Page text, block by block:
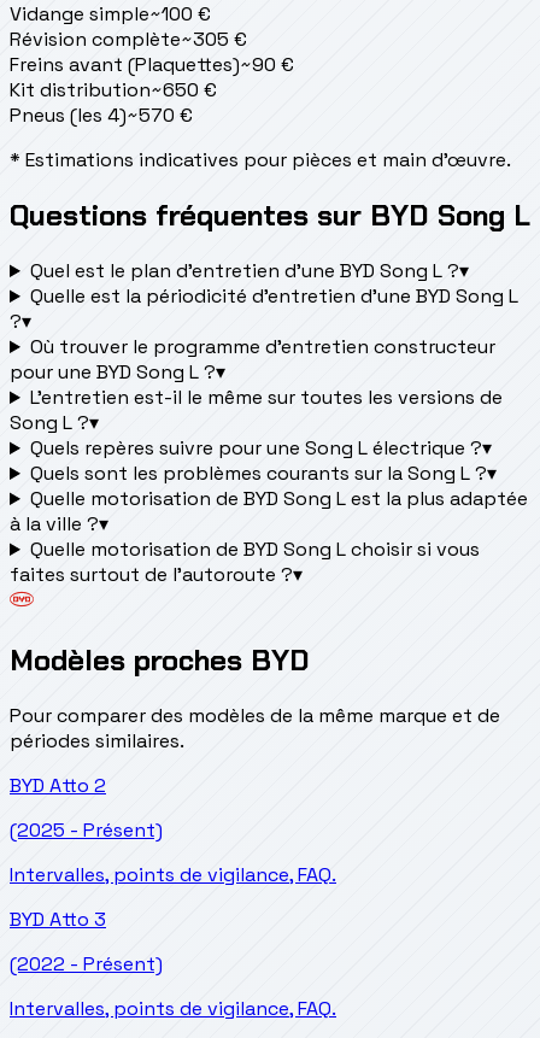
Vidange simple~100 €
Révision complète~305 €
Freins avant (Plaquettes)~90 €
Kit distribution~650 €
Pneus (les 4)~570 €
* Estimations indicatives pour pièces et main d'œuvre.
Questions fréquentes sur BYD Song L
Quel est le plan d’entretien d’une BYD Song L ?▾
Quelle est la périodicité d’entretien d’une BYD Song L
?▾
Où trouver le programme d’entretien constructeur
pour une BYD Song L ?▾
L'entretien est-il le même sur toutes les versions de
Song L ?▾
Quels repères suivre pour une Song L électrique ?▾
Quels sont les problèmes courants sur la Song L ?▾
Quelle motorisation de BYD Song L est la plus adaptée
à la ville ?▾
Quelle motorisation de BYD Song L choisir si vous
faites surtout de l'autoroute ?▾
Modèles proches BYD
Pour comparer des modèles de la même marque et de
périodes similaires.
BYD Atto 2
(2025 - Présent)
Intervalles, points de vigilance, FAQ.
BYD Atto 3
(2022 - Présent)
Intervalles, points de vigilance, FAQ.